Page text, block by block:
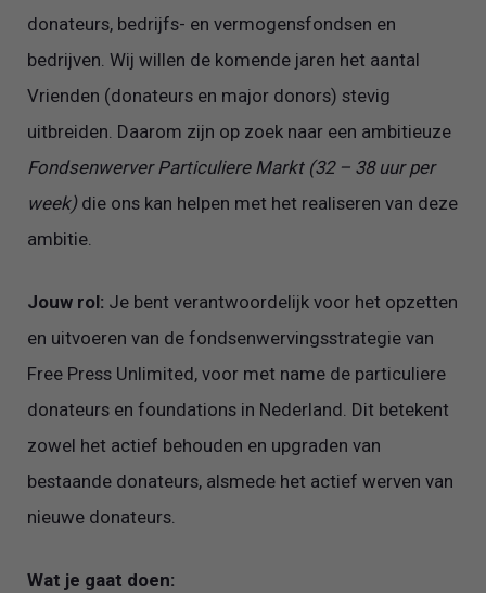
donateurs, bedrijfs- en vermogensfondsen en
bedrijven. Wij willen de komende jaren het aantal
Vrienden (donateurs en major donors) stevig
uitbreiden. Daarom zijn op zoek naar een ambitieuze
Fondsenwerver Particuliere Markt (32 – 38 uur per
week)die ons kan helpen met het realiseren van deze
ambitie.
Jouw rol: Je bent verantwoordelijk voor het opzetten
en uitvoeren van de fondsenwervingsstrategie van
Free Press Unlimited, voor met name de particuliere
donateurs en foundations in Nederland. Dit betekent
zowel het actief behouden en upgraden van
bestaande donateurs, alsmede het actief werven van
nieuwe donateurs.
Wat je gaat doen: